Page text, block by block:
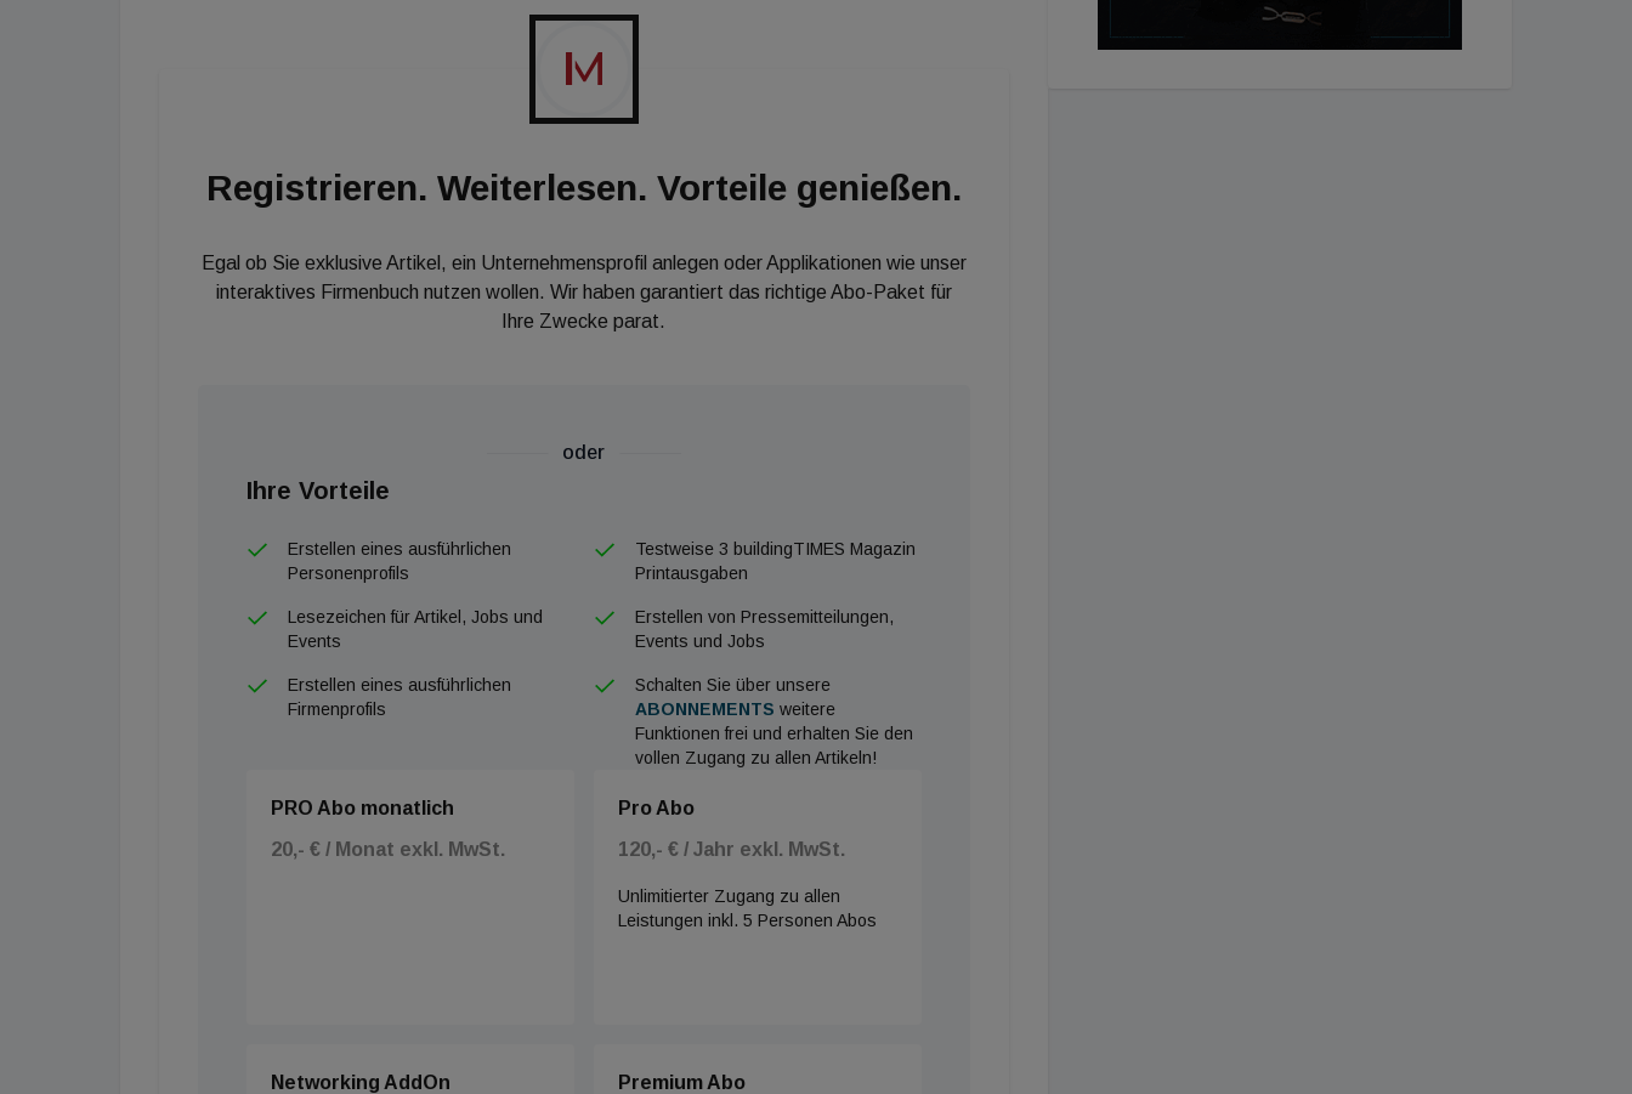
Julius Kirchner ist seit 2019 im Unternehmen und vertritt die 4. Generation der Familie.
Registrieren. Weiterlesen. Vorteile genießen.
Egal ob Sie exklusive Artikel, ein Unternehmensprofil anlegen oder Applikationen wie unser
interaktives Firmenbuch nutzen wollen. Wir haben garantiert das richtige Abo-Paket für
Ihre Zwecke parat.
oder
Ihre Vorteile
Erstellen eines ausführlichen
Personenprofils
Testweise 3 buildingTIMES Magazin
Printausgaben
Lesezeichen für Artikel, Jobs und
Events
Erstellen von Pressemitteilungen,
Events und Jobs
Erstellen eines ausführlichen
Firmenprofils
Schalten Sie über unsere
ABONNEMENTS weitere
Funktionen frei und erhalten Sie den
vollen Zugang zu allen Artikeln!
PRO Abo monatlich
20,- € / Monat exkl. MwSt.
Pro Abo
120,- € / Jahr exkl. MwSt.
Unlimitierter Zugang zu allen
Leistungen inkl. 5 Personen Abos
Networking AddOn
Premium Abo